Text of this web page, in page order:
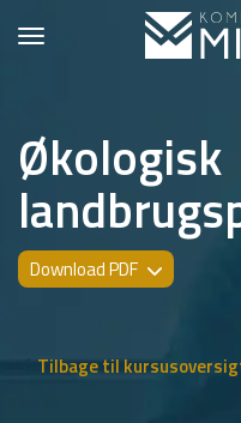
Hvem er vi?
Kontakt konsulent
ONLINE
Økologisk
Download PDF
Tilbage til